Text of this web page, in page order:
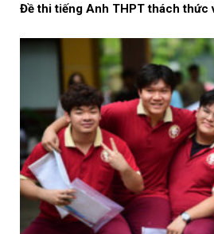
Đề thi tiếng Anh THPT thách thức